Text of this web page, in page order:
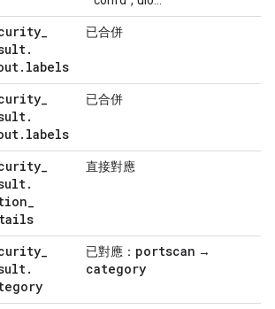
_
.
. labels
已合併
_
.
. labels
已合併
_
.
_
直接對應
_
.
已對應： portscan →
category